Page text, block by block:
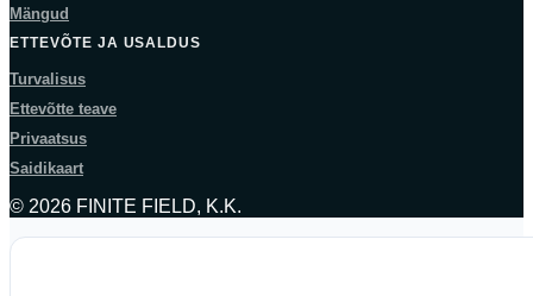
Mängud
ETTEVÕTE JA USALDUS
Turvalisus
Ettevõtte teave
Privaatsus
Saidikaart
© 2026 FINITE FIELD, K.K.